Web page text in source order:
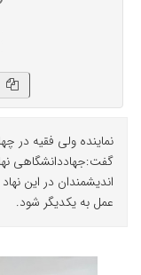
نماینده ولی فقیه در
گفت:جهاددانشگاهی
اندیشمندان در این
عمل به یکدیگر شود.